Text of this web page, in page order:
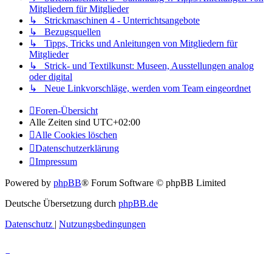
Mitgliedern für Mitglieder
↳ Strickmaschinen 4 - Unterrichtsangebote
↳ Bezugsquellen
↳ Tipps, Tricks und Anleitungen von Mitgliedern für
Mitglieder
↳ Strick- und Textilkunst: Museen, Ausstellungen analog
oder digital
↳ Neue Linkvorschläge, werden vom Team eingeordnet
Foren-Übersicht
Alle Zeiten sind UTC+02:00
Alle Cookies löschen
Datenschutzerklärung
Impressum
Powered by phpBB® Forum Software © phpBB Limited
Deutsche Übersetzung durch phpBB.de
Datenschutz
Nutzungsbedingungen